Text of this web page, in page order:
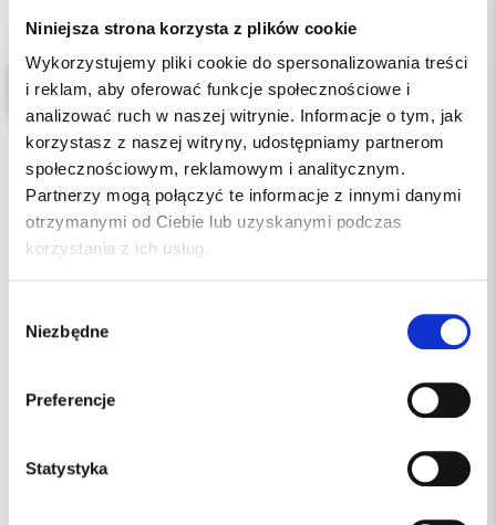
Niniejsza strona korzysta z plików cookie
Wykorzystujemy pliki cookie do spersonalizowania treści
i reklam, aby oferować funkcje społecznościowe i
analizować ruch w naszej witrynie. Informacje o tym, jak
korzystasz z naszej witryny, udostępniamy partnerom
społecznościowym, reklamowym i analitycznym.
Partnerzy mogą połączyć te informacje z innymi danymi
otrzymanymi od Ciebie lub uzyskanymi podczas
korzystania z ich usług.
zgody
Niezbędne
Preferencje
Statystyka